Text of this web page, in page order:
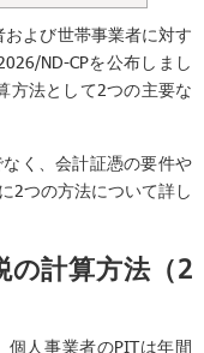
よび世帯事業者に対す
ND-CPを公布しまし
方法として2つの主要な
く、会計証憑の要件や
2つの方法について詳し
の計算方法（2
個人事業者のPITは年間